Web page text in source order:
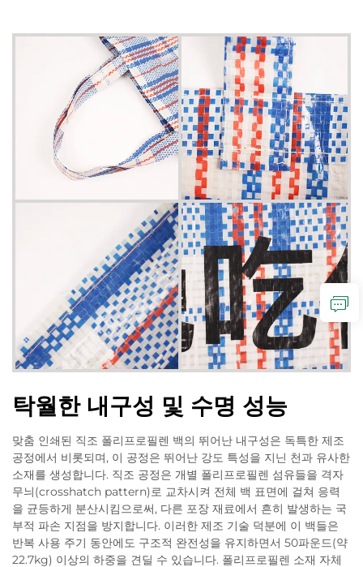
탁월한 내구성 및 수명 성능
맞춤 인쇄된 직조 폴리프로필렌 백의 뛰어난 내구성은 독특한 제조
공정에서 비롯되며, 이 공정은 뛰어난 강도 특성을 지닌 천과 유사한
소재를 생성합니다. 직조 공정은 개별 폴리프로필렌 섬유들을 격자
무늬(crosshatch pattern)로 교차시켜 전체 백 표면에 걸쳐 응력
을 균등하게 분산시킴으로써, 다른 포장 재료에서 흔히 발생하는 국
부적 파손 지점을 방지합니다. 이러한 제조 기술 덕분에 이 백들은
반복 사용 주기 동안에도 구조적 완전성을 유지하면서 50파운드(약
22.7kg) 이상의 하중을 견딜 수 있습니다. 폴리프로필렌 소재 자체